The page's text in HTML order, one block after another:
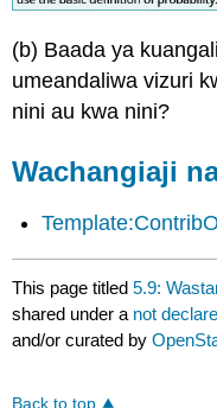
(b) Baada ya
umeandaliwa vizuri
nini au kwa nini?
Wachangiaji
This page titled5.9:
shared under a not
and/or curated by
Back to top